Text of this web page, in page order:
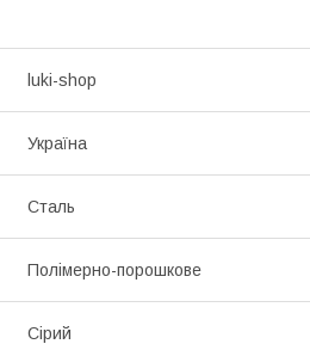
luki-shop
Україна
Сталь
Полімерно-порошкове
Сірий